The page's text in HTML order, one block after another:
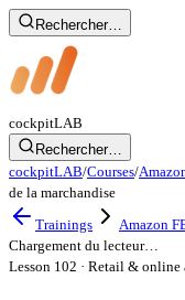
Rechercher…
cockpitLAB
Rechercher…
cockpitLAB/Courses/
de la marchandise
Trainings
Amazon
Chargement du lecteur…
Lesson 102 · Retail & online